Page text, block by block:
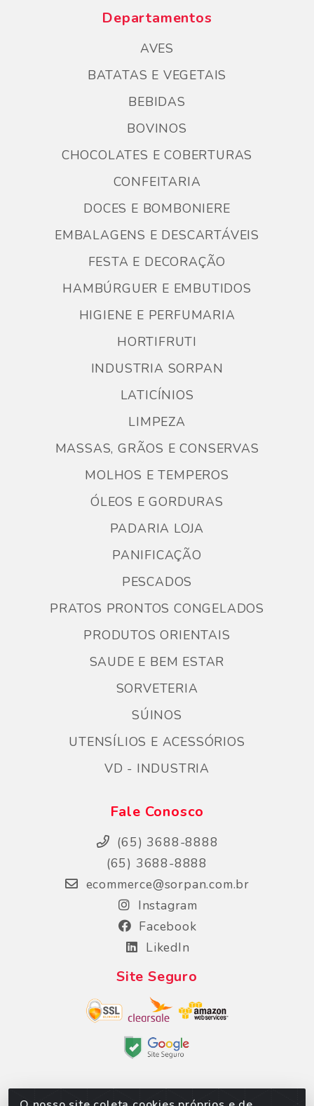
Departamentos
AVES
BATATAS E VEGETAIS
BEBIDAS
BOVINOS
CHOCOLATES E COBERTURAS
CONFEITARIA
DOCES E BOMBONIERE
EMBALAGENS E DESCARTÁVEIS
FESTA E DECORAÇÃO
HAMBÚRGUER E EMBUTIDOS
HIGIENE E PERFUMARIA
HORTIFRUTI
INDUSTRIA SORPAN
LATICÍNIOS
LIMPEZA
MASSAS, GRÃOS E CONSERVAS
MOLHOS E TEMPEROS
ÓLEOS E GORDURAS
PADARIA LOJA
PANIFICAÇÃO
PESCADOS
PRATOS PRONTOS CONGELADOS
PRODUTOS ORIENTAIS
SAUDE E BEM ESTAR
SORVETERIA
SÚINOS
UTENSÍLIOS E ACESSÓRIOS
VD - INDUSTRIA
Fale Conosco
(65) 3688-8888
(65) 3688-8888
ecommerce@sorpan.com.br
Instagram
Facebook
LikedIn
Site Seguro